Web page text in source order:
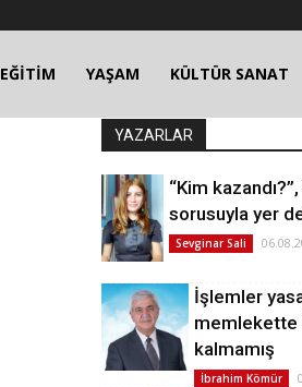
EĞİTİM YAŞAM KÜLTÜR SANAT
YAZARLAR
“Kim
sorusuyla yer
Sevginar Sali
İşlemler
memlekette
kalmamış
İbrahim Kömür